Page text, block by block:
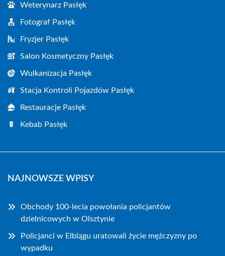
Weterynarz Pasłęk
Fotograf Pasłęk
Fryzjer Pasłęk
Salon Kosmetyczny Pasłęk
Wulkanizacja Pasłęk
Stacja Kontroli Pojazdów Pasłęk
Restauracje Pasłęk
Kebab Pasłęk
NAJNOWSZE WPISY
Obchody 100-lecia powołania policjantów
dzielnicowych w Olsztynie
Policjanci w Elblągu uratowali życie mężczyzny po
wypadku